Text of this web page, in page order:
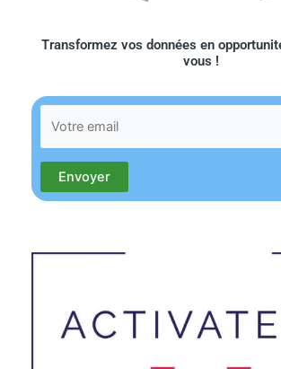
Transformez vos données en
vous !​